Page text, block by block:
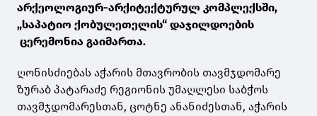
არქეოლოგიურ-არქიტექტურულ კომპლექსში,
„საპატიო ქობულეთელის“ დაჯილდოების
ცერემონია გაიმართა.
ღონისძიებას აჭარის მთავრობის თავმჯდომარე
ზურაბ პატარაძე რეგიონის უმაღლესი საბჭოს
თავმჯდომარესთან, ცოტნე ანანიძესთან, აჭარის